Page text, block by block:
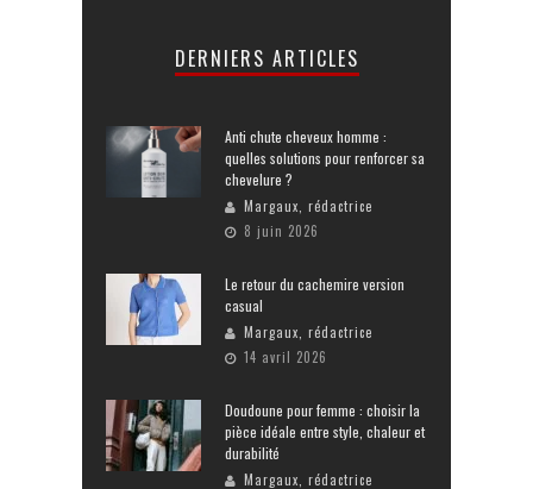
DERNIERS ARTICLES
Anti chute cheveux homme :
quelles solutions pour renforcer sa
chevelure ?
Margaux, rédactrice
8 juin 2026
Le retour du cachemire version
casual
Margaux, rédactrice
14 avril 2026
Doudoune pour femme : choisir la
pièce idéale entre style, chaleur et
durabilité
Margaux, rédactrice